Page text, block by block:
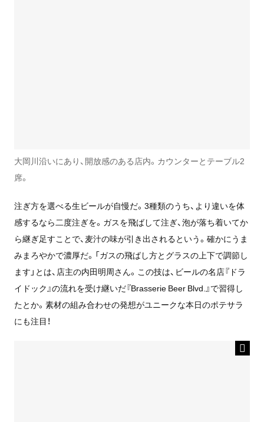
大岡川沿いにあり、開放感のある店内。カウンターとテーブル2
席。
注ぎ方を選べる生ビールが自慢だ。3種類のうち、より違いを体
感するなら二度注ぎを。ガスを飛ばして注ぎ、泡が落ち着いてか
ら継ぎ足すことで、麦汁の味が引き出されるという。確かにうま
みまろやかで濃厚だ。「ガスの飛ばし方とグラスの上下で調節し
ます」とは、店主の内田明周さん。この技は、ビールの名店『ドラ
イドック』の流れを受け継いだ『Brasserie Beer Blvd.』で習得し
たとか。素材の組み合わせの発想がユニークな本日のポテサラ
にも注目！